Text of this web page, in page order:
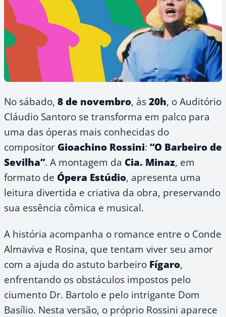
No sábado, 8 de novembro, às20h, o Auditório
Cláudio Santoro se transforma em palco para
uma das óperas mais conhecidas do
compositor Gioachino Rossini: “O Barbeiro de
Sevilha”. A montagem da Cia. Minaz, em
formato de Ópera Estúdio, apresenta uma
leitura divertida e criativa da obra, preservando
sua essência cômica e musical.
A história acompanha o romance entre o Conde
Almaviva e Rosina, que tentam viver seu amor
com a ajuda do astuto barbeiro Fígaro,
enfrentando os obstáculos impostos pelo
ciumento Dr. Bartolo e pelo intrigante Dom
Basílio. Nesta versão, o próprio Rossini aparece